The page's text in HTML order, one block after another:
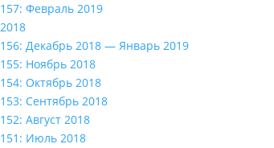
157: Февраль 2019
2018
156: Декабрь 2018 — Январь 2019
155: Ноябрь 2018
154: Октябрь 2018
153: Сентябрь 2018
152: Август 2018
151: Июль 2018